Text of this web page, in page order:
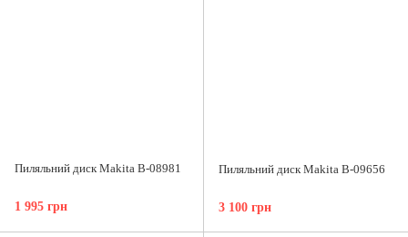
Пиляльний диск Makita B-08981
1 995 грн
Пиляльний диск Makita B-09656
3 100 грн